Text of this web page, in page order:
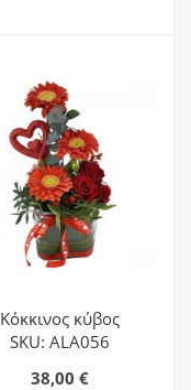
Κόκκινος κύβος
SKU: ALA056
38,00 €